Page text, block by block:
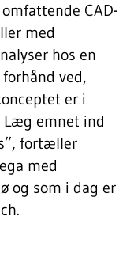
CAD-
med
hos en
ved,
er i
Læg emnet ind
fortæller
med
og som i dag er